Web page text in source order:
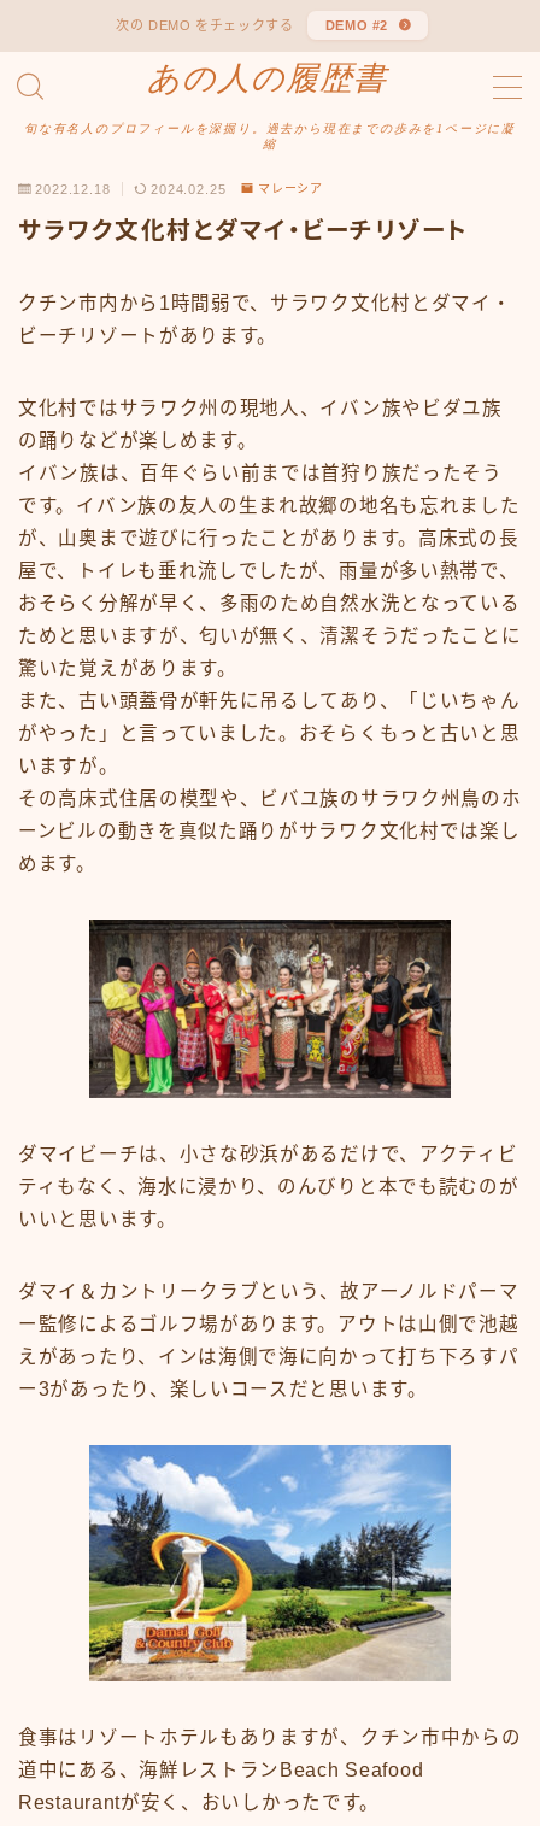
次の DEMO をチェックする DEMO #2
あの人の履歴書
旬な有名人のプロフィールを深掘り。過去から現在までの歩みを1ページに凝
縮
MENU
有料記事の決済完了ページ
運営者情報
2022.12.18 2024.02.25 マレーシア
サラワク文化村とダマイ・ビーチリゾート
クチン市内から1時間弱で、サラワク文化村とダマイ・
ビーチリゾートがあります。
文化村ではサラワク州の現地人、イバン族やビダユ族
の踊りなどが楽しめます。
イバン族は、百年ぐらい前までは首狩り族だったそう
です。イバン族の友人の生まれ故郷の地名も忘れました
が、山奥まで遊びに行ったことがあります。高床式の長
屋で、トイレも垂れ流しでしたが、雨量が多い熱帯で、
おそらく分解が早く、多雨のため自然水洗となっている
ためと思いますが、匂いが無く、清潔そうだったことに
驚いた覚えがあります。
また、古い頭蓋骨が軒先に吊るしてあり、「じいちゃん
がやった」と言っていました。おそらくもっと古いと思
いますが。
その高床式住居の模型や、ビバユ族のサラワク州鳥のホ
ーンビルの動きを真似た踊りがサラワク文化村では楽し
めます。
ダマイビーチは、小さな砂浜があるだけで、アクティビ
ティもなく、海水に浸かり、のんびりと本でも読むのが
いいと思います。
ダマイ＆カントリークラブという、故アーノルドパーマ
ー監修によるゴルフ場があります。アウトは山側で池越
えがあったり、インは海側で海に向かって打ち下ろすパ
ー3があったり、楽しいコースだと思います。
食事はリゾートホテルもありますが、クチン市中からの
道中にある、海鮮レストランBeach Seafood
Restaurantが安く、おいしかったです。